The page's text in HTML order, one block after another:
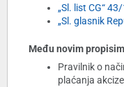
„Sl. list CG“
„Sl. glasnik
Među novim
Pravilnik o
plaćanja